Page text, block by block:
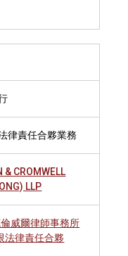
律責任合夥業務
& CROMWELL
LLP
威爾律師事務所
法律責任合夥